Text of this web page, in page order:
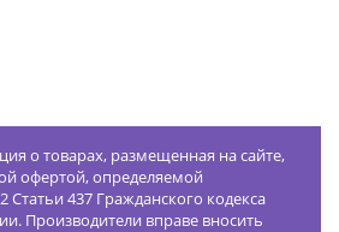
о товарах, размещенная на сайте,
офертой, определяемой
437 Гражданского кодекса
Производители вправе вносить